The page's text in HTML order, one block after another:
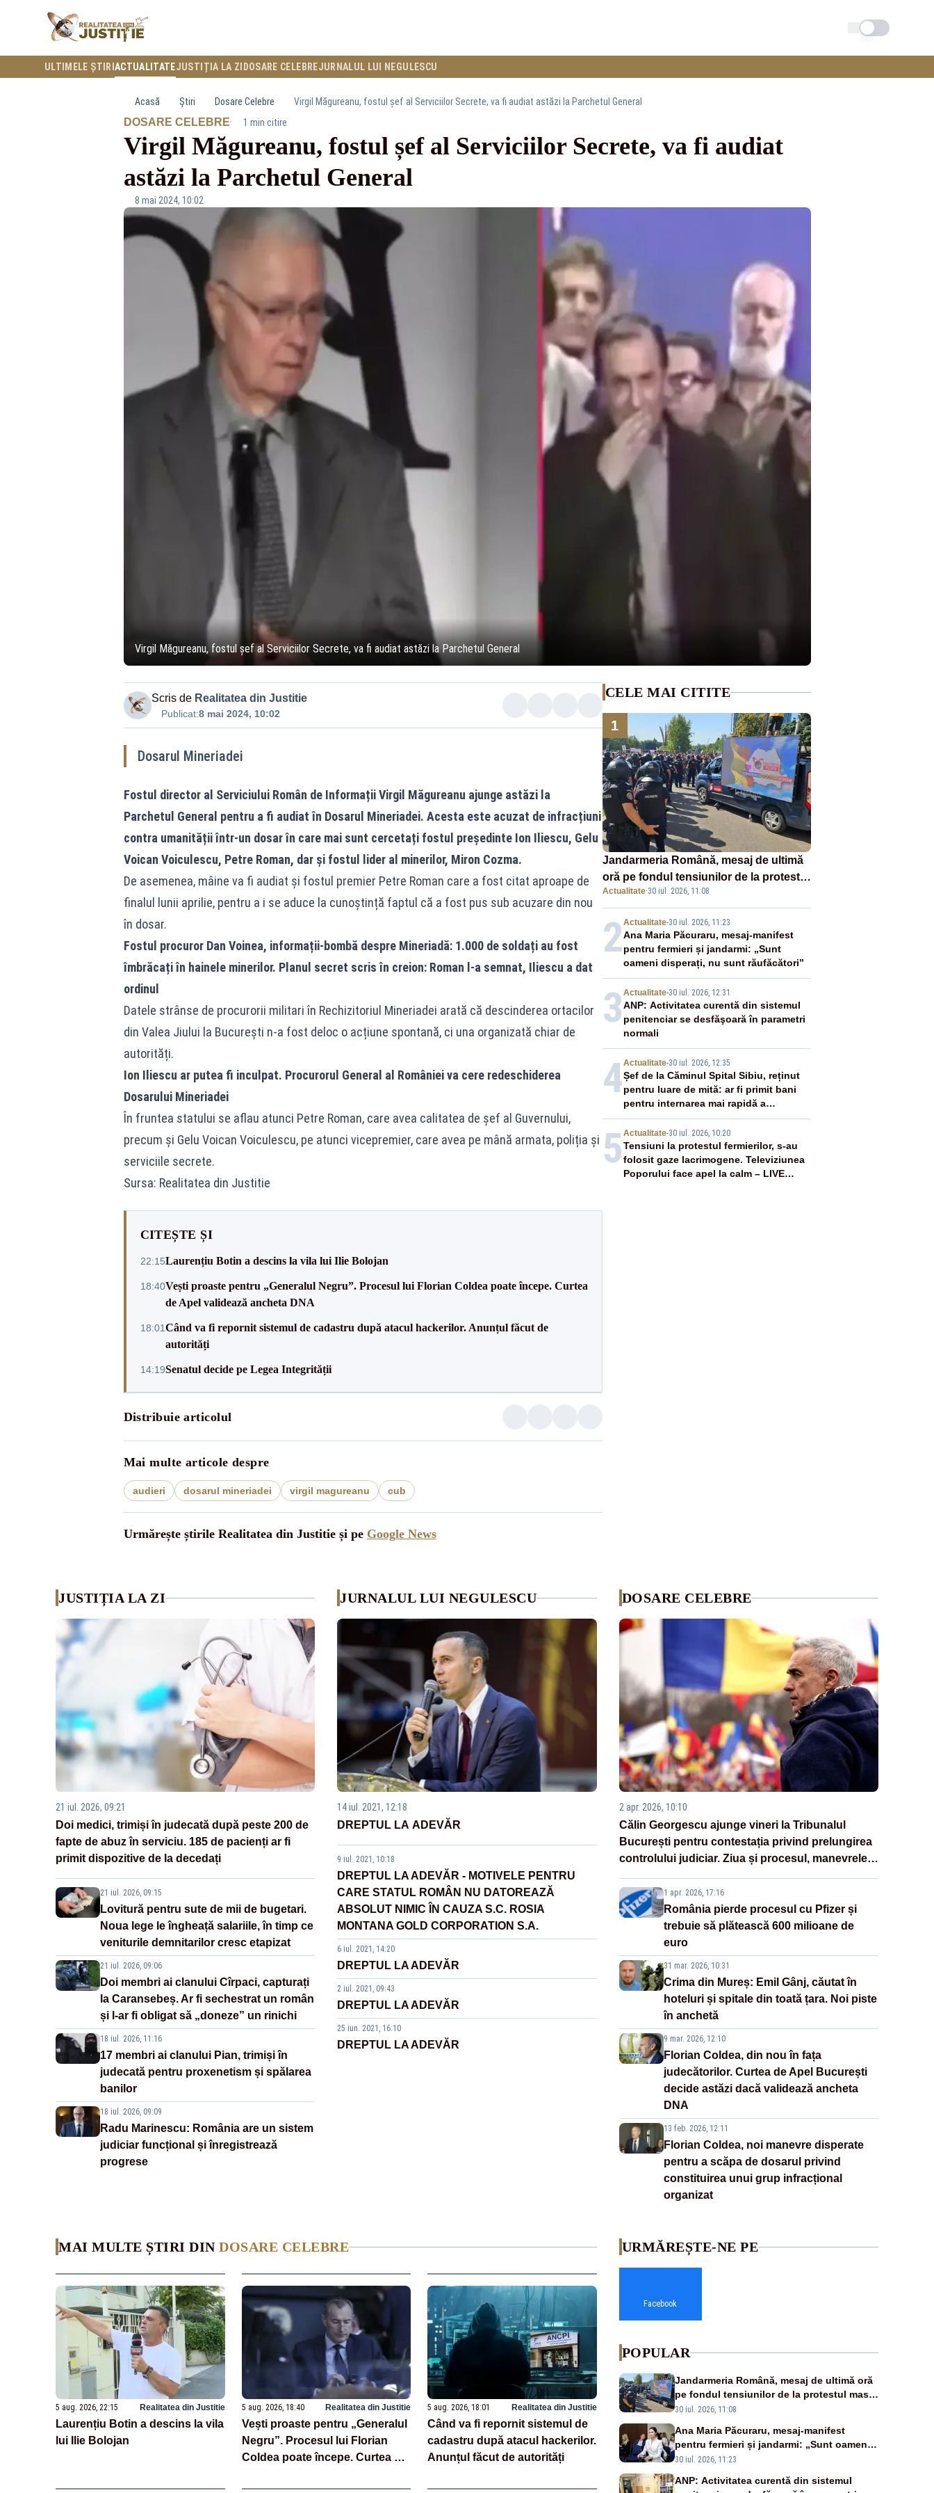
Schimba tema
ULTIMELE ȘTIRI ACTUALITATEJUSTIȚIA LA ZI DOSARE CELEBREJURNALUL LUI NEGULESCU
Acasă Știri Dosare Celebre Virgil Măgureanu, fostul șef al Serviciilor Secrete, va fi audiat astăzi la Parchetul General
DOSARE CELEBRE· 1 min citire
Virgil Măgureanu, fostul șef al Serviciilor Secrete, va fi audiat
astăzi la Parchetul General
8 mai 2024, 10:02
Virgil Măgureanu, fostul șef al Serviciilor Secrete, va fi audiat astăzi la Parchetul General
Scris de Realitatea din Justitie
Publicat:8 mai 2024, 10:02
Dosarul Mineriadei
Fostul director al Serviciului Român de InformațiiVirgil Măgureanu ajunge astăzi la
Parchetul General pentru a fi audiat în Dosarul Mineriadei. Acesta este acuzat de infracțiuni
contra umanității într-un dosar în care mai sunt cercetați fostul președinte Ion Iliescu, Gelu
Voican Voiculescu, Petre Roman, dar și fostul lider al minerilor, Miron Cozma.
De asemenea, mâine va fi audiat și fostul premier Petre Roman care a fost citat aproape de
finalul lunii aprilie, pentru a i se aduce la cunoștință faptul că a fost pus sub acuzare din nou
în dosar.
Fostul procuror Dan Voinea, informații-bombă despre Mineriadă: 1.000 de soldați au fost
îmbrăcați în hainele minerilor. Planul secret scris în creion: Roman l-a semnat, Iliescu a dat
ordinul
Datele strânse de procurorii militari în Rechizitoriul Mineriadei arată că descinderea ortacilor
din Valea Jiului la București n-a fost deloc o acțiune spontană, ci una organizată chiar de
autorități.
Ion Iliescu ar putea fi inculpat. Procurorul General al României va cere redeschiderea
Dosarului Mineriadei
În fruntea statului se aflau atunci Petre Roman, care avea calitatea de șef al Guvernului,
precum și Gelu Voican Voiculescu, pe atunci vicepremier, care avea pe mână armata, poliția și
serviciile secrete.
Sursa: Realitatea din Justitie
CITEȘTE ȘI
22:15Laurențiu Botin a descins la vila lui Ilie Bolojan
18:40Vești proaste pentru „Generalul Negru”. Procesul lui Florian Coldea poate începe. Curtea
de Apel validează ancheta DNA
18:01Când va fi repornit sistemul de cadastru după atacul hackerilor. Anunțul făcut de
autorități
14:19Senatul decide pe Legea Integrității
Distribuie articolul
Mai multe articole despre
audieri dosarul mineriadei virgil magureanu cub
Urmărește știrile Realitatea din Justitie și pe Google News
CELE MAI CITITE
1
Jandarmeria Română, mesaj de ultimă
oră pe fondul tensiunilor de la protestul
masiv al fermierilor - VIDEO
Actualitate·30 iul. 2026, 11:08
2Actualitate-30 iul. 2026, 11:23
Ana Maria Păcuraru, mesaj-manifest
pentru fermieri și jandarmi: „Sunt
oameni disperați, nu sunt răufăcători”
3 Actualitate-30 iul. 2026, 12:31
ANP: Activitatea curentă din sistemul
penitenciar se desfăşoară în parametri
normali
4Actualitate-30 iul. 2026, 12:35
Șef de la Căminul Spital Sibiu, reținut
pentru luare de mită: ar fi primit bani
pentru internarea mai rapidă a
persoanelor vârstnice
5 Actualitate-30 iul. 2026, 10:20
Tensiuni la protestul fermierilor, s-au
folosit gaze lacrimogene. Televiziunea
Poporului face apel la calm – LIVE
JUSTIȚIA LA ZI
21 iul. 2026, 09:21
Doi medici, trimiși în judecată după peste 200 de
fapte de abuz în serviciu. 185 de pacienți ar fi
primit dispozitive de la decedați
21 iul. 2026, 09:15
Lovitură pentru sute de mii de bugetari.
Noua lege le îngheață salariile, în timp ce
veniturile demnitarilor cresc etapizat
21 iul. 2026, 09:06
Doi membri ai clanului Cîrpaci, capturați
la Caransebeș. Ar fi sechestrat un român
și l-ar fi obligat să „doneze” un rinichi
18 iul. 2026, 11:16
17 membri ai clanului Pian, trimiși în
judecată pentru proxenetism și spălarea
banilor
18 iul. 2026, 09:09
Radu Marinescu: România are un sistem
judiciar funcțional și înregistrează
progrese
JURNALUL LUI NEGULESCU
14 iul. 2021, 12:18
DREPTUL LA ADEVĂR
9 iul. 2021, 10:18
DREPTUL LA ADEVĂR - MOTIVELE PENTRU
CARE STATUL ROMÂN NU DATOREAZĂ
ABSOLUT NIMIC ÎN CAUZA S.C. ROSIA
MONTANA GOLD CORPORATION S.A.
6 iul. 2021, 14:20
DREPTUL LA ADEVĂR
2 iul. 2021, 09:43
DREPTUL LA ADEVĂR
25 iun. 2021, 16:10
DREPTUL LA ADEVĂR
DOSARE CELEBRE
2 apr. 2026, 10:10
Călin Georgescu ajunge vineri la Tribunalul
București pentru contestația privind prelungirea
controlului judiciar. Ziua și procesul, manevrele
1 apr. 2026, 17:16
România pierde procesul cu Pfizer și
trebuie să plătească 600 milioane de
euro
31 mar. 2026, 10:31
Crima din Mureș: Emil Gânj, căutat în
hoteluri și spitale din toată țara. Noi piste
în anchetă
9 mar. 2026, 12:10
Florian Coldea, din nou în fața
judecătorilor. Curtea de Apel București
decide astăzi dacă validează ancheta
DNA
13 feb. 2026, 12:11
Florian Coldea, noi manevre disperate
pentru a scăpa de dosarul privind
constituirea unui grup infracțional
organizat
MAI MULTE ȘTIRI DIN DOSARE CELEBRE
5 aug. 2026, 22:15 Realitatea din Justitie
Laurențiu Botin a descins la vila
lui Ilie Bolojan
5 aug. 2026, 18:40 Realitatea din Justitie
Vești proaste pentru „Generalul
Negru”. Procesul lui Florian
Coldea poate începe. Curtea de
5 aug. 2026, 18:01 Realitatea din Justitie
Când va fi repornit sistemul de
cadastru după atacul hackerilor.
Anunțul făcut de autorități
URMĂREȘTE-NE PE
Facebook
POPULAR
Jandarmeria Română, mesaj de ultimă oră
pe fondul tensiunilor de la protestul masiv
al fermierilor - VIDEO
30 iul. 2026, 11:08
Ana Maria Păcuraru, mesaj-manifest
pentru fermieri și jandarmi: „Sunt oameni
disperați, nu sunt răufăcători”
30 iul. 2026, 11:23
ANP: Activitatea curentă din sistemul